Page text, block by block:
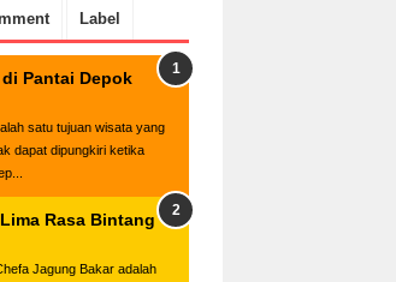
Label
Pantai Depok
satu tujuan wisata yang
dapat dipungkiri ketika
Rasa Bintang
Jagung Bakar adalah